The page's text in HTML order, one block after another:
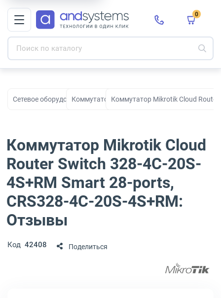
0
Сетевое оборудованиеКоммутаторыКоммутатор Mikrotik Cloud Router
Коммутатор Mikrotik Cloud
Router Switch 328-4C-20S-
4S+RM Smart 28-ports,
CRS328-4C-20S-4S+RM:
Отзывы
Код 42408 Поделиться